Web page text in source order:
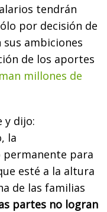
tendrán
por decisión de
ambiciones
de los aportes
millones de
y dijo:
la
permanente para
esté a la altura
de las familias
partes no logran